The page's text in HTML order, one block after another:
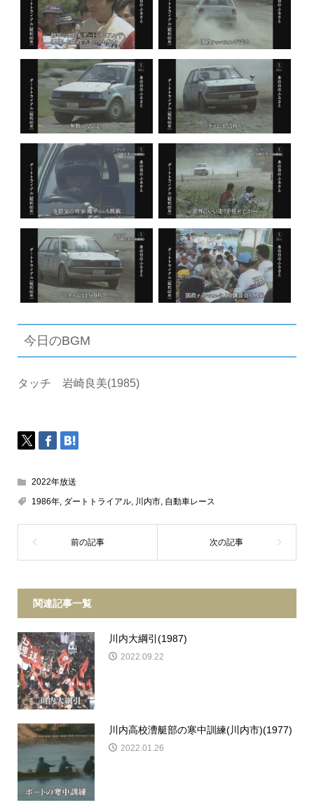
今日のBGM
タッチ 岩崎良美(1985)
2022年放送
1986年, ダートトライアル, 川内市, 自動車レース
関連記事一覧
川内大綱引(1987)
2022.09.22
川内高校漕艇部の寒中訓練(川内市)(1977)
2022.01.26